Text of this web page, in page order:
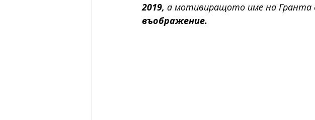
2019, а мотивиращото име на Гранта
въображение.